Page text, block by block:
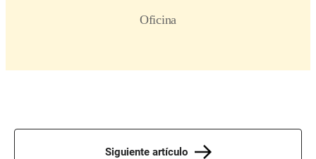
Siguiente artículo